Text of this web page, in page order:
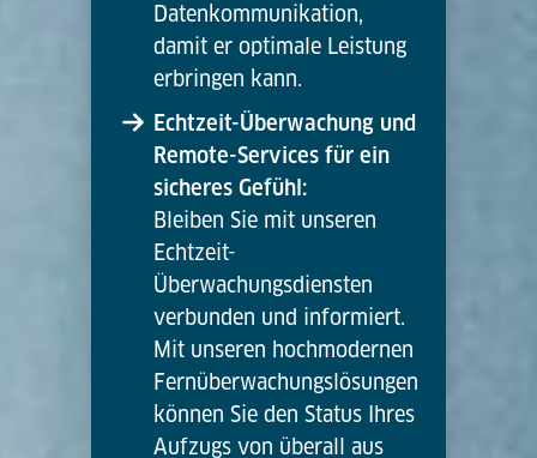
Datenkommunikation,
damit er optimale Leistung
erbringen kann.
Echtzeit-Überwachung und
Remote-Services für ein
sicheres Gefühl:
Bleiben Sie mit unseren
Echtzeit-
Überwachungsdiensten
verbunden und informiert.
Mit unseren hochmodernen
Fernüberwachungslösungen
können Sie den Status Ihres
Aufzugs von überall aus